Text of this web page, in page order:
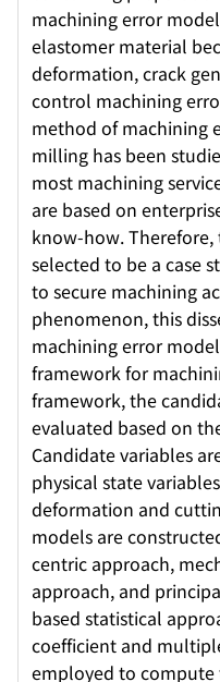
machining error
elastomer material
deformation, crack
control machining
method of machining
milling has been
most machining
are based on
know-how.
selected to be a case
to secure machining
phenomenon, this
machining error
framework for
framework, the
evaluated based on
Candidate variables
physical state
deformation and
models are
centric approach,
approach, and
based statistical
coefficient and
employed to